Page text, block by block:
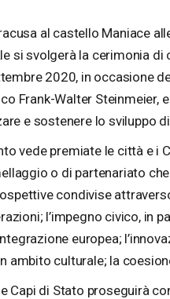
al castello Maniace
si svolgerà la cerimonia di
2020, in occasione
Frank-Walter Steinmeier,
e sostenere lo sviluppo
vede premiate le città e i
o di partenariato
condivise
l’impegno civico, in
europea;
ambito culturale; la
Capi di Stato proseguirà